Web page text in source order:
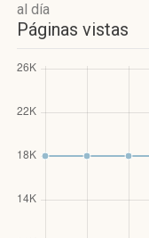
al día
Páginas vistas